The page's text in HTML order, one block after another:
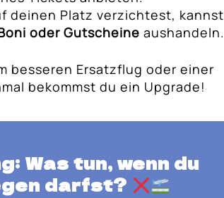
deinen Platz verzichtest, kannst
oder Gutscheine aushandeln.
besseren Ersatzflug oder einer
bekommst du ein Upgrade!
Was tun, wenn du
darfst?